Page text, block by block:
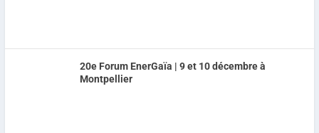
20e Forum EnerGaïa | 9 et 10 décembre à
Montpellier